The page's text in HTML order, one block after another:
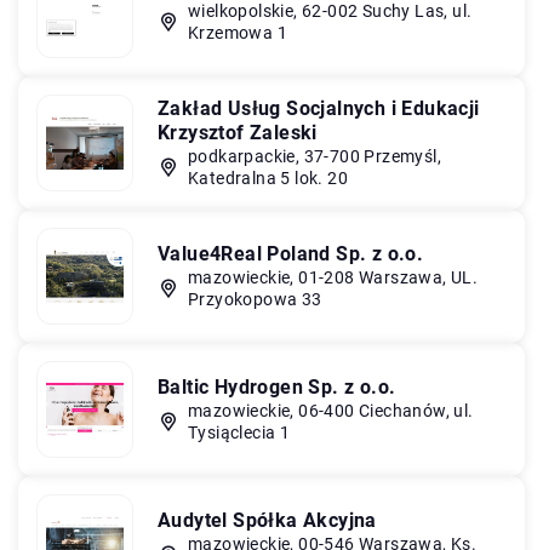
wielkopolskie, 62-002 Suchy Las, ul.
Krzemowa 1
Zakład Usług Socjalnych i Edukacji
Krzysztof Zaleski
podkarpackie, 37-700 Przemyśl,
Katedralna 5 lok. 20
Value4Real Poland Sp. z o.o.
mazowieckie, 01-208 Warszawa, UL.
Przyokopowa 33
Baltic Hydrogen Sp. z o.o.
mazowieckie, 06-400 Ciechanów, ul.
Tysiąclecia 1
Audytel Spółka Akcyjna
mazowieckie, 00-546 Warszawa, Ks.